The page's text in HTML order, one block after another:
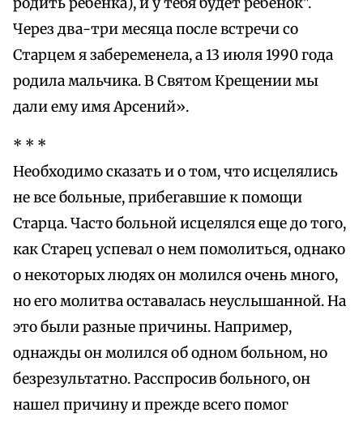
Через два-три месяца после встречи со
Старцем я забеременела, а 13 июля 1990 года
родила мальчика. В Святом Крещении мы
дали ему имя Арсений».
* * *
Необходимо сказать и о том, что исцелялись
не все больные, прибегавшие к помощи
Старца. Часто больной исцелялся еще до того,
как Старец успевал о нем помолиться, однако
о некоторых людях он молился очень много,
но его молитва оставалась неуслышанной. На
это были разные причины. Например,
однажды он молился об одном больном, но
безрезультатно. Расспросив больного, он
нашел причину и прежде всего помог